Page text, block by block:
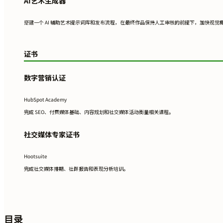
搭建一个 AI 辅助艺术提示词库和发布流程，在最终作品保持人工审核的前提下，加快视觉
证书
数字营销认证
HubSpot Academy
完成 SEO、付费媒体基础、内容规划和社交媒体活动衡量相关课程。
社交媒体专家证书
Hootsuite
完成社交媒体排期、社群报告和表现分析培训。
目录